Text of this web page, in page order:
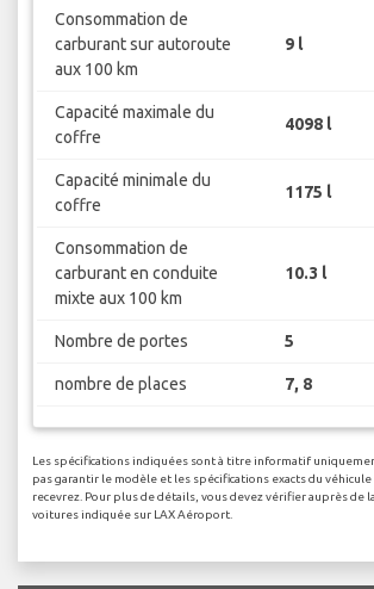
Consommation de
carburant sur autoroute
aux 100 km
9 l
Capacité maximale du
coffre
4098 l
Capacité minimale du
coffre
1175 l
Consommation de
carburant en conduite
mixte aux 100 km
10.3 l
Nombre de portes 5
nombre de places 7, 8
Les spécifications indiquées sont à titre informatif
pas garantir le modèle et les spécifications exacts du véhicule
recevrez. Pour plus de détails, vous devez vérifier auprès de
voitures indiquée sur LAX Aéroport.